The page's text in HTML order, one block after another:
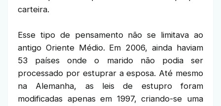
carteira.
Esse tipo de pensamento não se limitava ao
antigo Oriente Médio. Em 2006, ainda haviam
53 países onde o marido não podia ser
processado por estuprar a esposa. Até mesmo
na Alemanha, as leis de estupro foram
modificadas apenas em 1997, criando-se uma